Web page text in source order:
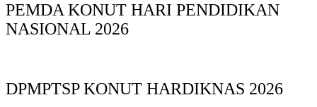
PEMDA KONUT HARI PENDIDIKAN
NASIONAL 2026
DPMPTSP KONUT HARDIKNAS 2026